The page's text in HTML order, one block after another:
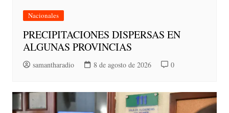
Nacionales
PRECIPITACIONES DISPERSAS EN
ALGUNAS PROVINCIAS
samantharadio 8 de agosto de 2026 0